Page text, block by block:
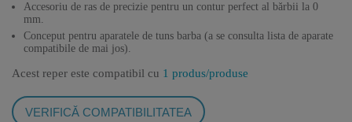
Accesoriu de ras de precizie pentru un contur perfect al bărbii la 0
mm.
Conceput pentru aparatele de tuns barba (a se consulta lista de aparate
compatibile de mai jos).
Acest reper este compatibil cu 1 produs/produse
VERIFICĂ COMPATIBILITATEA